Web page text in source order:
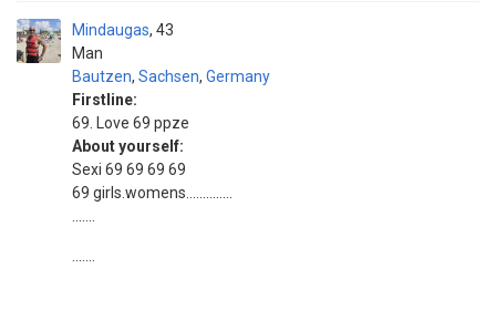
Mindaugas
Man
43
Bautzen, Sachsen, Germany
Firstline:
69. Love 69 ppze
About yourself:
Sexi 69 69 69 69
69 girls.womens..............